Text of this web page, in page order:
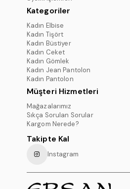
Kategoriler
Kadın Elbise
Kadın Tişört
Kadın Büstiyer
Kadın Ceket
Kadın Gömlek
Kadın Jean Pantolon
Kadın Pantolon
Müşteri Hizmetleri
Mağazalarımız
Sıkça Sorulan Sorular
Kargom Nerede?
Takipte Kal
Instagram